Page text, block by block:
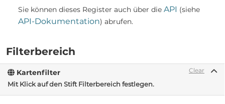
Filterbereich
Clear
Kartenfilter
Mit Klick auf den Stift Filterbereich festlegen.
Sie können dieses Register auch über die API (siehe
API-Dokumentation) abrufen.